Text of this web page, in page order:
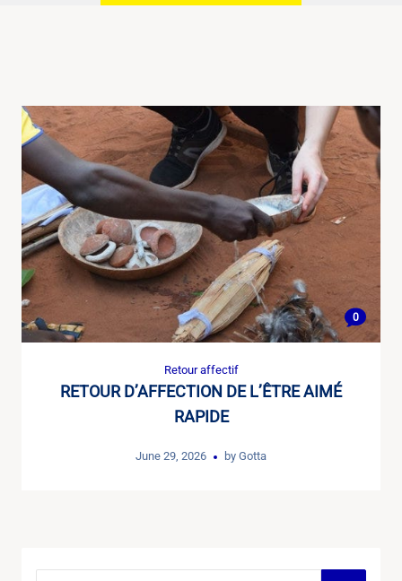
0
Retour affectif
RETOUR D’AFFECTION DE L’ÊTRE AIMÉ
RAPIDE
June 29, 2026 by Gotta